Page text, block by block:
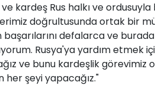
kardeş Rus halkı ve
doğrultusunda ortak bir
defalarca ve
Rusya'ya yardım etmek
ve bunu kardeşlik görevimiz
her şeyi yapacağız."